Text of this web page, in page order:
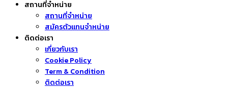
สถานที่จำหน่าย
สถานที่จำหน่าย
สมัครตัวแทนจำหน่าย
ติดต่อเรา
เกี่ยวกับเรา
Cookie Policy
Term & Condition
ติดต่อเรา